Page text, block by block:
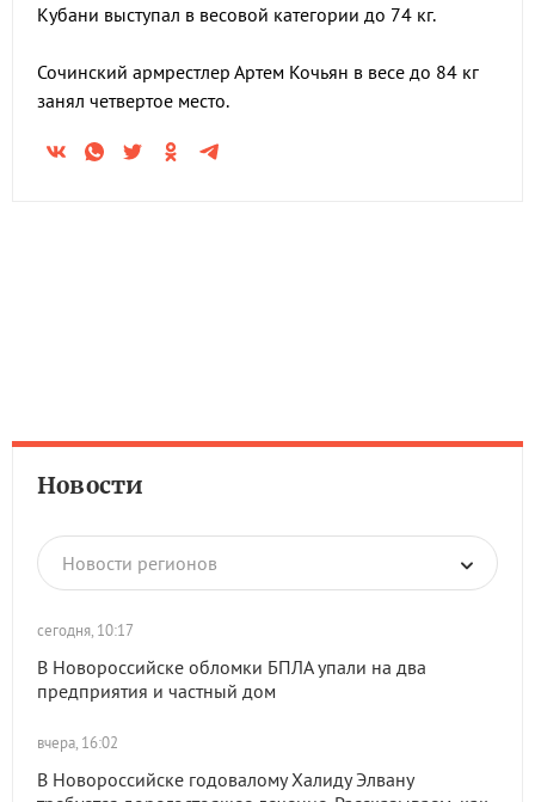
Кубани выступал в весовой категории до 74 кг.
Сочинский армрестлер Артем Кочьян в весе до 84 кг
занял четвертое место.
Новости
Новости регионов
сегодня, 10:17
В Новороссийске обломки БПЛА упали на два
предприятия и частный дом
вчера, 16:02
В Новороссийске годовалому Халиду Элвану